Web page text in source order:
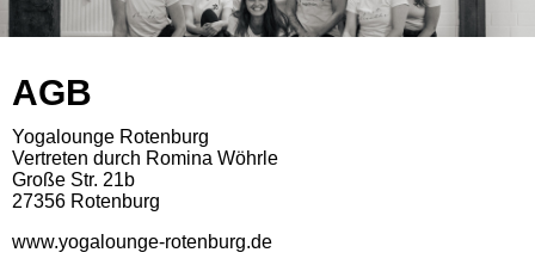
AGB
Yogalounge Rotenburg
Vertreten durch Romina Wöhrle
Große Str. 21b
27356 Rotenburg
www.yogalounge-rotenburg.de